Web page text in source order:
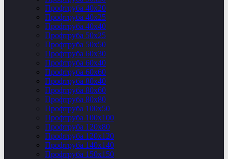
Профтруба 40х20
Профтруба 40х25
Профтруба 40х40
Профтруба 50х25
Профтруба 50х50
Профтруба 60х30
Профтруба 60х40
Профтруба 60х60
Профтруба 80х40
Профтруба 80х60
Профтруба 80х80
Профтруба 100х50
Профтруба 100х100
Профтруба 120х80
Профтруба 120х120
Профтруба 140х140
Профтруба 150х150